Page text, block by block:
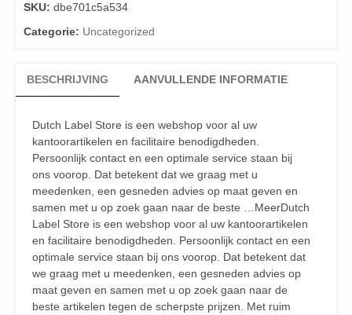
SKU: dbe701c5a534
Categorie: Uncategorized
BESCHRIJVING AANVULLENDE INFORMATIE
Dutch Label Store is een webshop voor al uw
kantoorartikelen en facilitaire benodigdheden.
Persoonlijk contact en een optimale service staan bij
ons voorop. Dat betekent dat we graag met u
meedenken, een gesneden advies op maat geven en
samen met u op zoek gaan naar de beste …MeerDutch
Label Store is een webshop voor al uw kantoorartikelen
en facilitaire benodigdheden. Persoonlijk contact en een
optimale service staan bij ons voorop. Dat betekent dat
we graag met u meedenken, een gesneden advies op
maat geven en samen met u op zoek gaan naar de
beste artikelen tegen de scherpste prijzen. Met ruim